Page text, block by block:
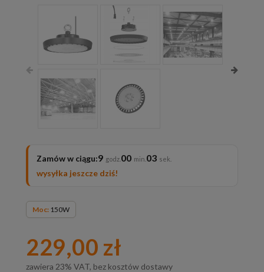
Zamów w ciągu:9 00 01
wysyłka jeszcze dziś!
Moc: 150W
229,00 zł
zawiera 23% VAT, bez kosztów dostawy